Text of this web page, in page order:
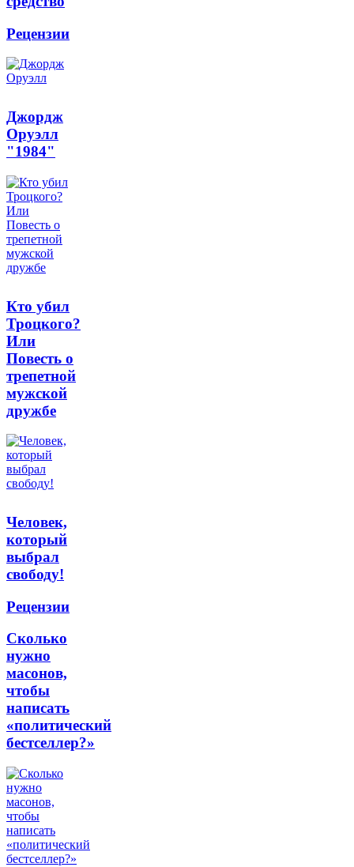
Рецензии
Джордж
Оруэлл
"1984"
Кто убил
Троцкого?
Или
Повесть о
трепетной
мужской
дружбе
Человек,
который
выбрал
свободу!
Рецензии
Сколько
нужно
масонов,
чтобы
написать
«политический
бестселлер?»